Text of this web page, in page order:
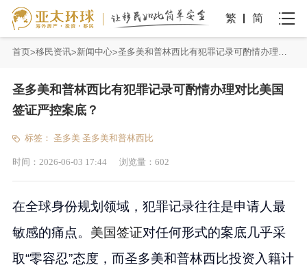
繁 简
首页 移民资讯 新闻中心 圣多美和普林西比有犯罪记录可酌情办理对比美国签证严控案底？
圣多美和普林西比有犯罪记录可酌情办理对比美国
签证严控案底？
标签： 圣多美 圣多美和普林西比
时间： 2026-06-03 17:44 浏览量： 602
在全球身份规划领域，犯罪记录往往是申请人最
敏感的痛点。 美国签证对任何形式的案底几乎采
取“零容忍”态度，而圣多美和普林西比投资入籍计